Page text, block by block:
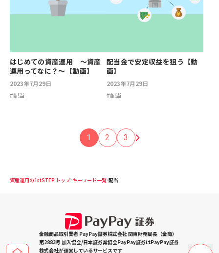
はじめての資産運用 ～資産
運用ってなに？～【動画】
2023年7月29日
#配当
配当金で安定収益を狙う【動
画】
2023年7月29日
#配当
1 2 3
資産運用の1stSTEP トップ キーワード一覧 配当
金融商品取引業者 PayPay証券株式会社 関東財務局長（金商）
第2883号 加入協会/日本証券業協会PayPay証券はPayPay証券
株式会社が運営しているサービスです